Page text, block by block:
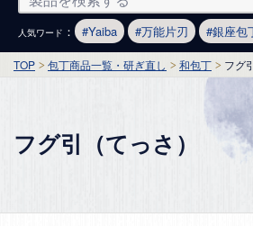
人気ワード ： Yaiba 万能片刃 銀座包
TOP 包丁商品一覧・研ぎ直し 和包丁 フグ
フグ引（てっさ）